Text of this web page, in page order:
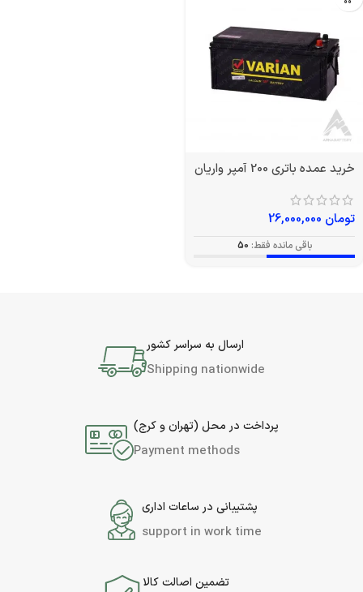
خرید عمده باتری 200 آمپر واریان
تومان
باقی مانده فقط: 50
ارسال به سراسر کشور
Shipping nationwide
پرداخت در محل (تهران و کرج)
Payment methods
پشتیبانی در ساعات اداری
support in work time
تضمین اصالت کالا